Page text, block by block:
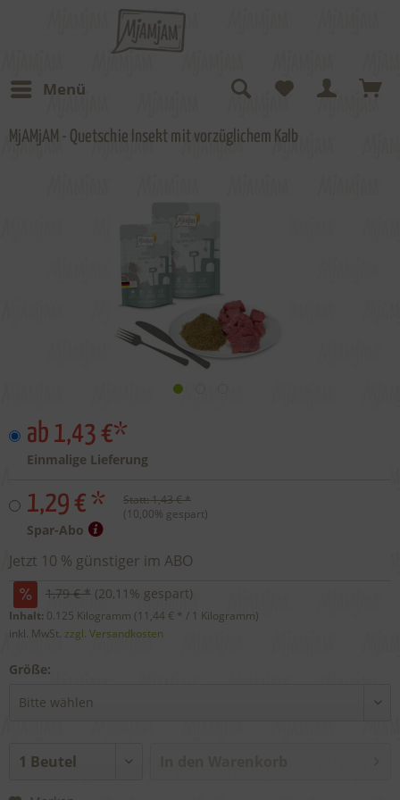
Menü
MjAMjAM - Quetschie Insekt mit vorzüglichem Kalb
ab 1,43 €*
Einmalige Lieferung
1,29 € * Statt:1,43 € *
(10,00% gespart)
Spar-Abo
Jetzt 10 % günstiger im ABO
1,79 € * (20,11 % gespart)
Inhalt: 0.125 Kilogramm (11,44 € * / 1 Kilogramm)
inkl. MwSt. zzgl. Versandkosten
Größe: